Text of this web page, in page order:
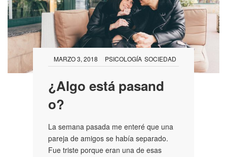
MARZO 3, 2018 PSICOLOGÍA SOCIEDAD
¿Algo está pasand
o?
La semana pasada me enteré que una
pareja de amigos se había separado.
Fue triste porque eran una de esas